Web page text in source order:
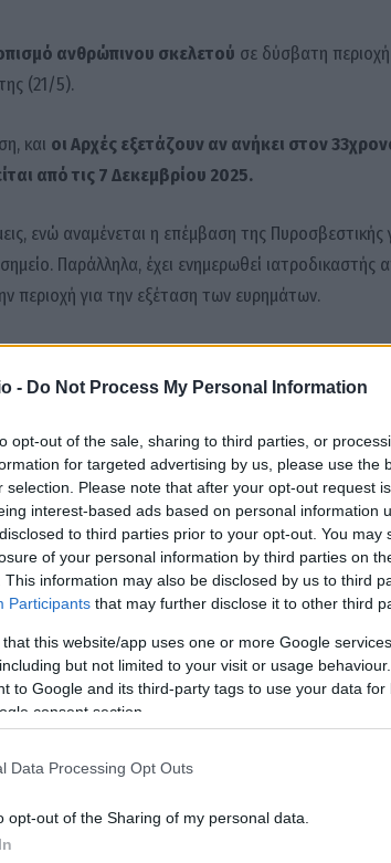
- Do Not Process My Personal Information
opt-out of the sale, sharing to third parties, or
for targeted advertising by us, please use the
selection. Please note that after your opt-out request
interest-based ads based on personal information
to third parties prior to your opt-out. You may
of your personal information by third parties on
This information may also be disclosed by us to third
Participants that may further disclose it to other third
that this website/app uses one or more Google
but not limited to your visit or usage
to Google and its third-party tags to use your data
consent section.
Data Processing Opt Outs
opt-out of the Sharing of my personal data.
ανθρώπινου σκελετού σε δύσβατη
(21/5).
και οι Αρχές εξετάζουν αν ανήκει στον
από τις 7 Δεκεμβρίου 2025.
ενώ αναμένεται η επέμβαση της Πυροσβεστικής
Παράλληλα, έχει ενημερωθεί ιατροδικαστής
περιοχή για την εξέταση των ευρημάτων.